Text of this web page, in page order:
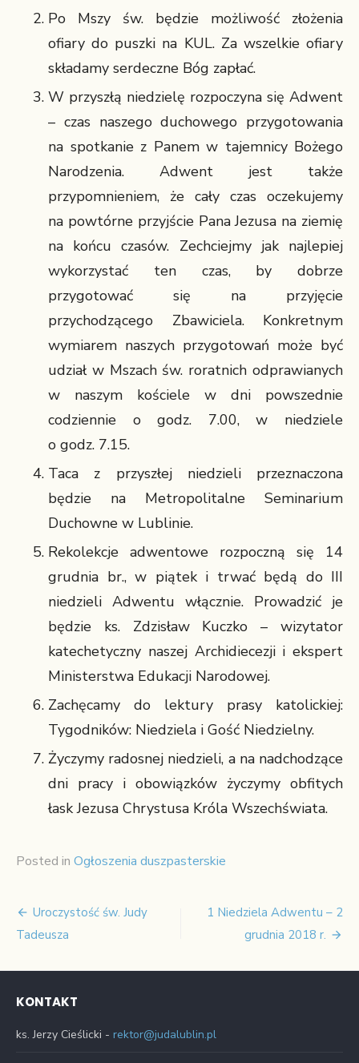
Po Mszy św. będzie możliwość złożenia
ofiary do puszki na KUL. Za wszelkie ofiary
składamy serdeczne Bóg zapłać.
W przyszłą niedzielę rozpoczyna się Adwent
– czas naszego duchowego przygotowania
na spotkanie z Panem w tajemnicy Bożego
Narodzenia. Adwent jest także
przypomnieniem, że cały czas oczekujemy
na powtórne przyjście Pana Jezusa na ziemię
na końcu czasów. Zechciejmy jak najlepiej
wykorzystać ten czas, by dobrze
przygotować się na przyjęcie
przychodzącego Zbawiciela. Konkretnym
wymiarem naszych przygotowań może być
udział w Mszach św. roratnich odprawianych
w naszym kościele w dni powszednie
codziennie o godz. 7.00, w niedziele
o godz. 7.15.
Taca z przyszłej niedzieli przeznaczona
będzie na Metropolitalne Seminarium
Duchowne w Lublinie.
Rekolekcje adwentowe rozpoczną się 14
grudnia br., w piątek i trwać będą do III
niedzieli Adwentu włącznie. Prowadzić je
będzie ks. Zdzisław Kuczko – wizytator
katechetyczny naszej Archidiecezji i ekspert
Ministerstwa Edukacji Narodowej.
Zachęcamy do lektury prasy katolickiej:
Tygodników: Niedziela i Gość Niedzielny.
Życzymy radosnej niedzieli, a na nadchodzące
dni pracy i obowiązków życzymy obfitych
łask Jezusa Chrystusa Króla Wszechświata.
Posted in Ogłoszenia duszpasterskie
Nawigacja
Uroczystość św. Judy
Tadeusza
1 Niedziela Adwentu – 2
grudnia 2018 r.
KONTAKT
ks. Jerzy Cieślicki - rektor@judalublin.pl